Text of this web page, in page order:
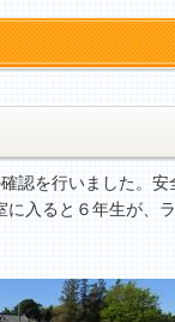
を行いました。
入ると６年生が、